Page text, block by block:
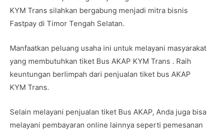
KYM Trans silahkan bergabung menjadi mitra bisnis
Fastpay di Timor Tengah Selatan.
Manfaatkan peluang usaha ini untuk melayani masyarakat
yang membutuhkan tiket Bus AKAP KYM Trans . Raih
keuntungan berlimpah dari penjualan tiket bus AKAP
KYM Trans.
Selain melayani penjualan tiket Bus AKAP, Anda juga bisa
melayani pembayaran online lainnya seperti pemesanan